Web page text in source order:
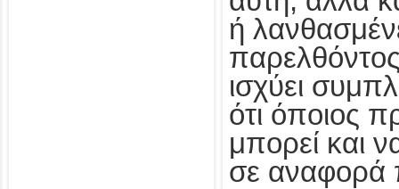
ή
ισχύει
ότι όποιος
μπορεί και
σε αναφορά